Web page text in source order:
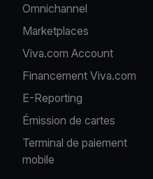
Omnichannel
Marketplaces
Viva.com Account
Financement Viva.com
E-Reporting
Émission de cartes
Terminal de paiement
mobile